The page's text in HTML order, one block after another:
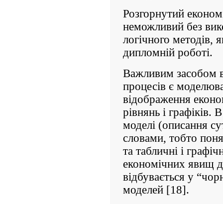
Розгорнутий
неможливий без
логічного методів,
дипломній роботі.
Важливим засобом
процесів є
відображення
рівнянь і графіків.
моделі (описання
словами, тобто
та табличні і
економічних явищ
відбувається у
моделей [18].